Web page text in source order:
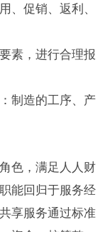
、促销、返利、
素，进行合理报
制造的工序、产
色，满足人人财
能回归于服务经
享服务通过标准